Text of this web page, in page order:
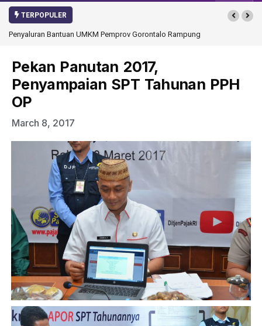
TERPOPULER
Gorontalo Ikut Dukung Program SMA Unggul Garuda
Pekan Panutan 2017,
Penyampaian SPT Tahunan PPH
OP
March 8, 2017